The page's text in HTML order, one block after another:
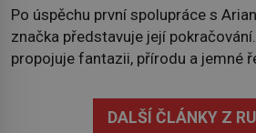
Po úspěchu první spolupráce s
značka představuje její
propojuje fantazii, přírodu a jemné
třicítka šperků působí hravě a
Spolupráce mezi značkou
DALŠÍ ČLÁNKY Z